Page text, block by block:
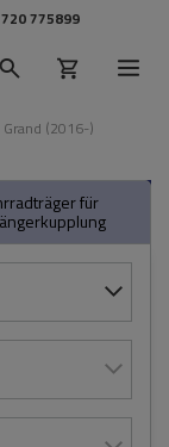
775899
(2016-)
für